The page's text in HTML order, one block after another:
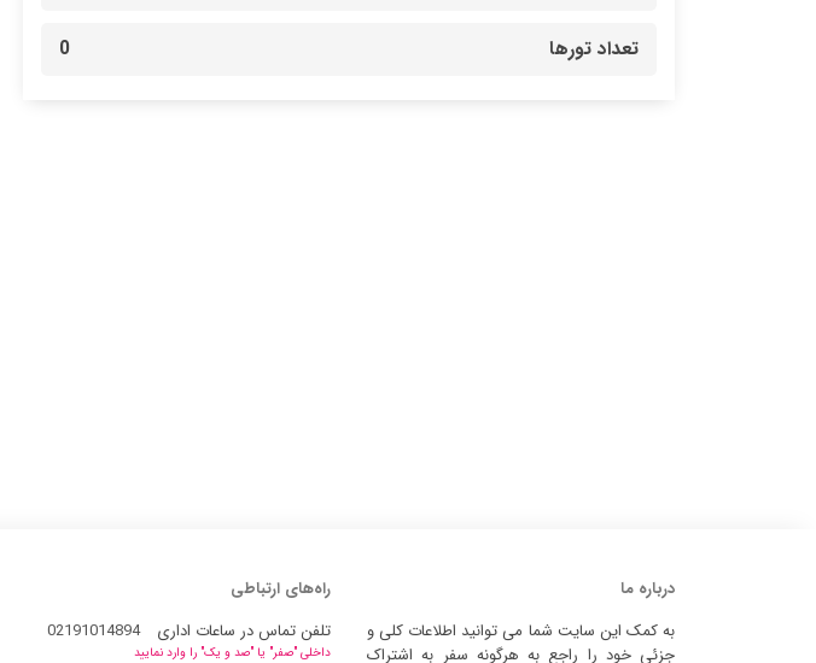
تعداد تورها 0
درباره ما
به کمک این سایت شما می توانید اطلاعات کلی و
جزئی خود را راجع به هرگونه سفر به اشتراک
راه‌های ارتباطی
تلفن تماس در ساعات اداری
02191014894
داخلی "صفر" یا "صد و یک" را وارد نمایید